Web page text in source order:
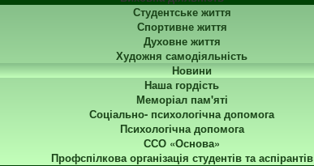
Студентське життя
Спортивне життя
Духовне життя
Художня самодіяльність
Новини
Наша гордість
Меморіал пам'яті
Соціально- психологічна допомога
Психологічна допомога
ССО «Основа»
Профспілкова організація студентів та аспірантів